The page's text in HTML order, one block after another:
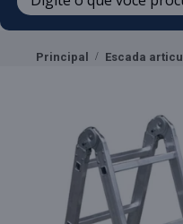
Principal Escada